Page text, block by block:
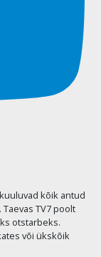
kõik antud
TV7 poolt
otstarbeks.
või ükskõik